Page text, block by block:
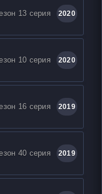
13 серия 2020
10 серия 2020
16 серия 2019
40 серия 2019